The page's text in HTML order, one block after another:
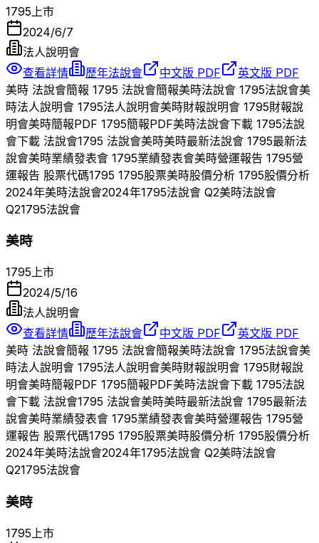
1795 上市
2024/6/7
法人說明會
查看詳情
歷年法說會 中文版 PDF
英文版 PDF
美時 法說會簡報 1795 法說會簡報美時法說會 1795法說會美
時法人說明會 1795法人說明會美時財報說明會 1795財報說
明會美時簡報PDF 1795簡報PDF美時法說會下載 1795法說
會下載 法說會1795 法說會美時美時最新法說會 1795最新法
說會美時業績發表會 1795業績發表會美時營運報告 1795營
運報告 股票代碼1795 1795股票美時股價分析 1795股價分析
2024年美時法說會2024年1795法說會 Q2美時法說會
Q21795法說會
美時
1795上市
2024/5/16
法人說明會
查看詳情
歷年法說會 中文版 PDF
英文版 PDF
美時 法說會簡報 1795 法說會簡報美時法說會 1795法說會美
時法人說明會 1795法人說明會美時財報說明會 1795財報說
明會美時簡報PDF 1795簡報PDF美時法說會下載 1795法說
會下載 法說會1795 法說會美時美時最新法說會 1795最新法
說會美時業績發表會 1795業績發表會美時營運報告 1795營
運報告 股票代碼1795 1795股票美時股價分析 1795股價分析
2024年美時法說會2024年1795法說會 Q2美時法說會
Q21795法說會
美時
1795 上市